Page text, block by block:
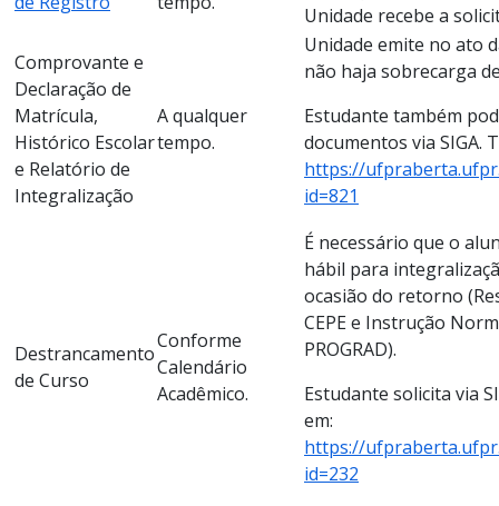
Unidade recebe a
Comprovante e
Declaração de
Matrícula,
Histórico Escolar
e Relatório de
Integralização
A qualquer
tempo.
Unidade emite no ato
não haja sobrecarga
Estudante também
documentos via SIGA.
https://
id=821
Destrancamento
de Curso
Conforme
Calendário
Acadêmico.
É necessário que o
hábil para
ocasião do retorno
CEPE e Instrução
PROGRAD).
Estudante solicita via
em:
https://
id=232